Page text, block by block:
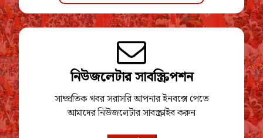
নিউজলেটার সাবস্ক্রিপশন
সাম্প্রতিক খবর সরাসরি আপনার ইনবক্সে পেতে
আমাদের নিউজলেটার সাবস্ক্রাইব করুন